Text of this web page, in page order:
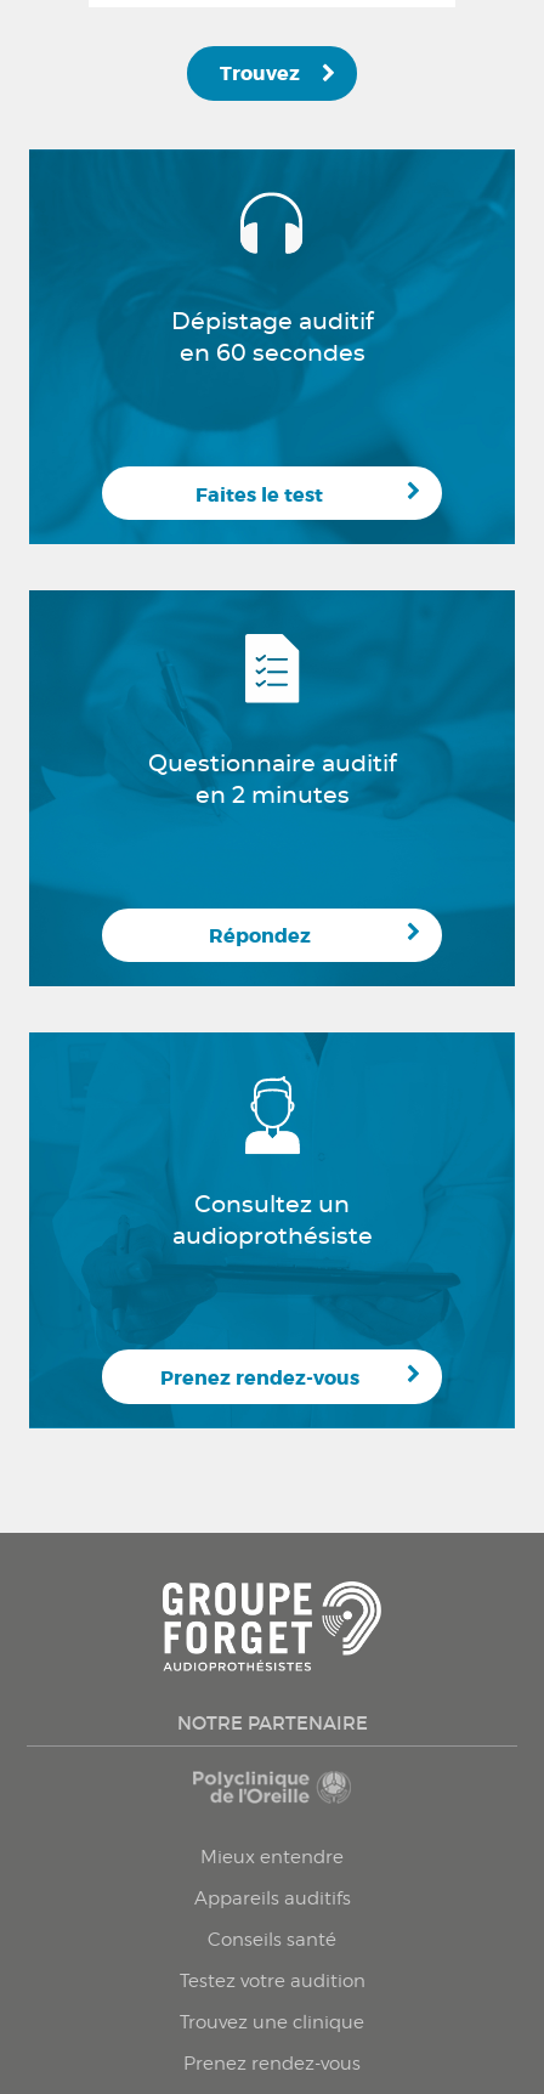
Trouvez
Dépistage auditif
en 60 secondes
Faites le test
Questionnaire auditif
en 2 minutes
Répondez
Consultez un
audioprothésiste
Prenez rendez-vous
NOTRE PARTENAIRE
Mieux entendre
Appareils auditifs
Conseils santé
Testez votre audition
Trouvez une clinique
Prenez rendez-vous